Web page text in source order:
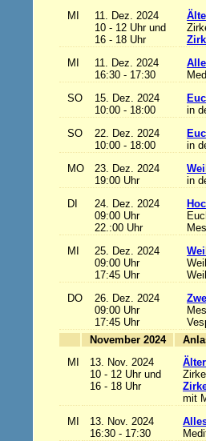
MI
11. Dez. 2024
10 - 12 Uhr und
16 - 18 Uhr
MI
11. Dez. 2024
16:30 - 17:30
SO
15. Dez. 2024
10:00 - 18:00
in
SO
22. Dez. 2024
10:00 - 18:00
in
MO
23. Dez. 2024
19:00 Uhr
in
DI
24. Dez. 2024
09:00 Uhr
22.:00 Uhr
MI
25. Dez. 2024
09:00 Uhr
17:45 Uhr
DO
26. Dez. 2024
09:00 Uhr
17:45 Uhr
November 2024
MI
13. Nov. 2024
10 - 12 Uhr und
16 - 18 Uhr
mit
MI
13. Nov. 2024
16:30 - 17:30